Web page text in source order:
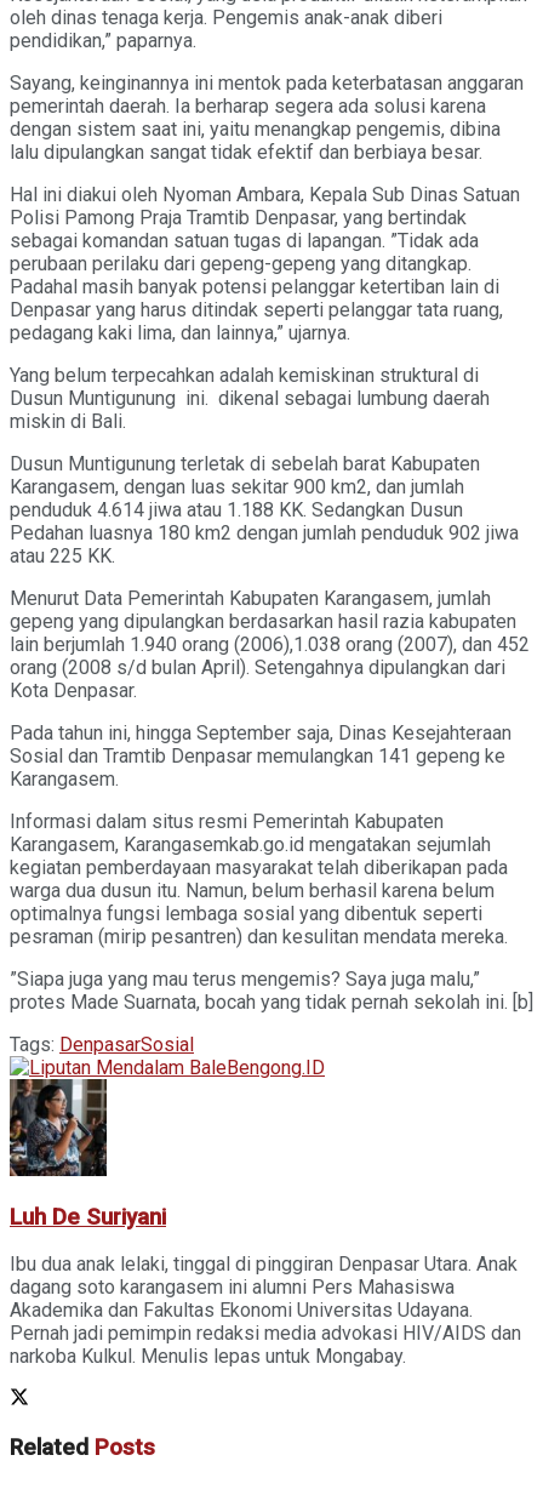
oleh dinas tenaga kerja. Pengemis anak-anak diberi
pendidikan,” paparnya.
Sayang, keinginannya ini mentok pada keterbatasan anggaran
pemerintah daerah. Ia berharap segera ada solusi karena
dengan sistem saat ini, yaitu menangkap pengemis, dibina
lalu dipulangkan sangat tidak efektif dan berbiaya besar.
Hal ini diakui oleh Nyoman Ambara, Kepala Sub Dinas Satuan
Polisi Pamong Praja Tramtib Denpasar, yang bertindak
sebagai komandan satuan tugas di lapangan. ”Tidak ada
perubaan perilaku dari gepeng-gepeng yang ditangkap.
Padahal masih banyak potensi pelanggar ketertiban lain di
Denpasar yang harus ditindak seperti pelanggar tata ruang,
pedagang kaki lima, dan lainnya,” ujarnya.
Yang belum terpecahkan adalah kemiskinan struktural di
Dusun Muntigunung ini. dikenal sebagai lumbung daerah
miskin di Bali.
Dusun Muntigunung terletak di sebelah barat Kabupaten
Karangasem, dengan luas sekitar 900 km2, dan jumlah
penduduk 4.614 jiwa atau 1.188 KK. Sedangkan Dusun
Pedahan luasnya 180 km2 dengan jumlah penduduk 902 jiwa
atau 225 KK.
Menurut Data Pemerintah Kabupaten Karangasem, jumlah
gepeng yang dipulangkan berdasarkan hasil razia kabupaten
lain berjumlah 1.940 orang (2006),1.038 orang (2007), dan 452
orang (2008 s/d bulan April). Setengahnya dipulangkan dari
Kota Denpasar.
Pada tahun ini, hingga September saja, Dinas Kesejahteraan
Sosial dan Tramtib Denpasar memulangkan 141 gepeng ke
Karangasem.
Informasi dalam situs resmi Pemerintah Kabupaten
Karangasem, Karangasemkab.go.id mengatakan sejumlah
kegiatan pemberdayaan masyarakat telah diberikapan pada
warga dua dusun itu. Namun, belum berhasil karena belum
optimalnya fungsi lembaga sosial yang dibentuk seperti
pesraman (mirip pesantren) dan kesulitan mendata mereka.
”Siapa juga yang mau terus mengemis? Saya juga malu,”
protes Made Suarnata, bocah yang tidak pernah sekolah ini. [b]
Tags: DenpasarSosial
Luh De Suriyani
Ibu dua anak lelaki, tinggal di pinggiran Denpasar Utara. Anak
dagang soto karangasem ini alumni Pers Mahasiswa
Akademika dan Fakultas Ekonomi Universitas Udayana.
Pernah jadi pemimpin redaksi media advokasi HIV/AIDS dan
narkoba Kulkul. Menulis lepas untuk Mongabay.
Related Posts